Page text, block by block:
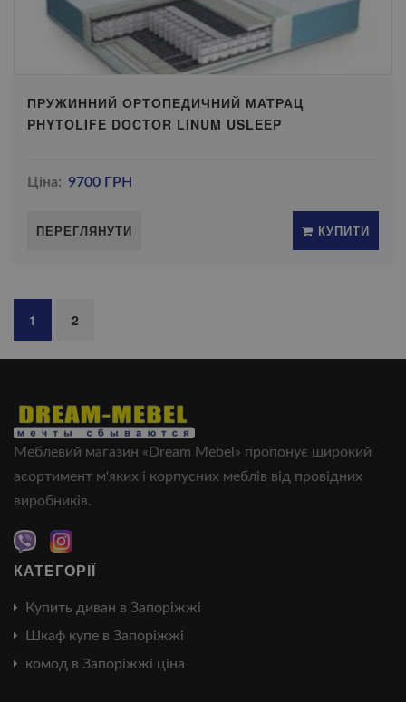
ПРУЖИННИЙ ОРТОПЕДИЧНИЙ МАТРАЦ
PHYTOLIFE DOCTOR LINUM USLEEP
Ціна: 9700 ГРН
ПЕРЕГЛЯНУТИ КУПИТИ
1 2
Меблевий магазин «Dream Mebel» пропонує широкий
асортимент м'яких і корпусних меблів від провідних
виробників.
КАТЕГОРІЇ
Купить диван в Запоріжжі
Шкаф купе в Запоріжжі
комод в Запоріжжі ціна